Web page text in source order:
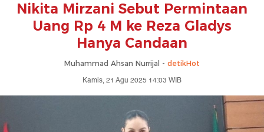
Nikita Mirzani Sebut Permintaan
Uang Rp 4 M ke Reza Gladys
Hanya Candaan
Muhammad Ahsan Nurrijal - detikHot
Kamis, 21 Agu 2025 14:03 WIB